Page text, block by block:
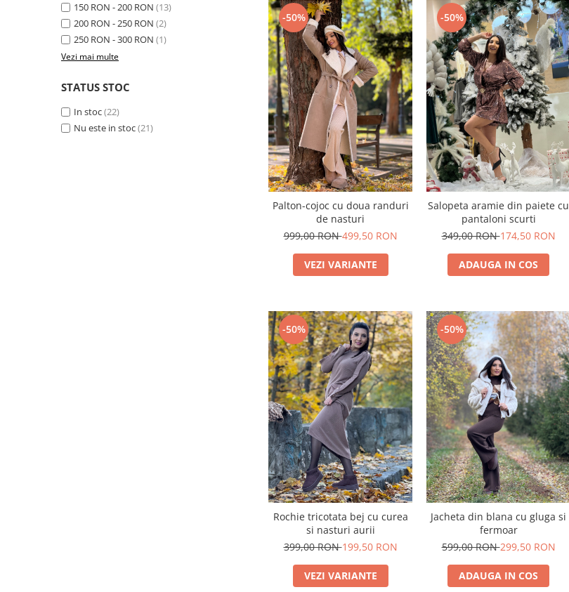
150 RON - 200 RON (13)
200 RON - 250 RON (2)
250 RON - 300 RON (1)
Vezi mai multe
STATUS STOC
In stoc(22)
Nu este in stoc(21)
-50%
Palton-cojoc cu doua randuri
de nasturi
999,00 RON499,50 RON
VEZI VARIANTE
-50%
Salopeta aramie din paiete cu
pantaloni scurti
349,00 RON174,50 RON
ADAUGA IN COS
-50%
Rochie tricotata bej cu curea
si nasturi aurii
399,00 RON199,50 RON
VEZI VARIANTE
-50%
Jacheta din blana cu gluga si
fermoar
599,00 RON299,50 RON
ADAUGA IN COS